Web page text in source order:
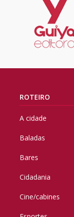
ROTEIRO
A cidade
Baladas
Bares
Cidadania
Cine/cabines